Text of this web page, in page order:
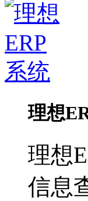
理想
理想
信息